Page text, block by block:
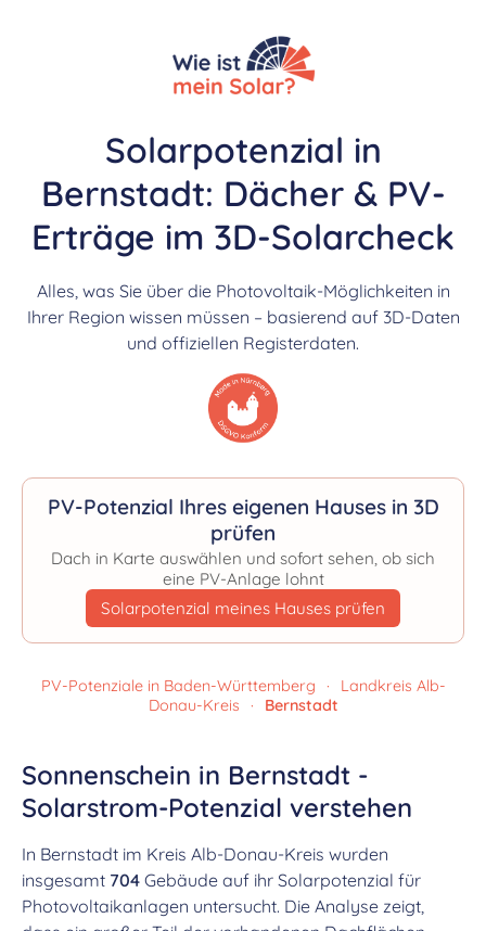
Solarpotenzial in
Bernstadt: Dächer & PV-
Erträge im 3D-Solarcheck
Alles, was Sie über die Photovoltaik-Möglichkeiten in
Ihrer Region wissen müssen – basierend auf 3D-Daten
und offiziellen Registerdaten.
PV-Potenzial Ihres eigenen Hauses in 3D
prüfen
Dach in Karte auswählen und sofort sehen, ob sich
eine PV-Anlage lohnt
Solarpotenzial meines Hauses prüfen
PV-Potenziale in Baden-Württemberg ·
Landkreis Alb-
Donau-Kreis
· Bernstadt
Sonnenschein in Bernstadt -
Solarstrom-Potenzial verstehen
In Bernstadt im Kreis Alb-Donau-Kreis wurden
insgesamt 704 Gebäude auf ihr Solarpotenzial für
Photovoltaikanlagen untersucht. Die Analyse zeigt,